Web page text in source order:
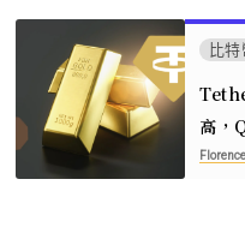
比特
高，
Florence